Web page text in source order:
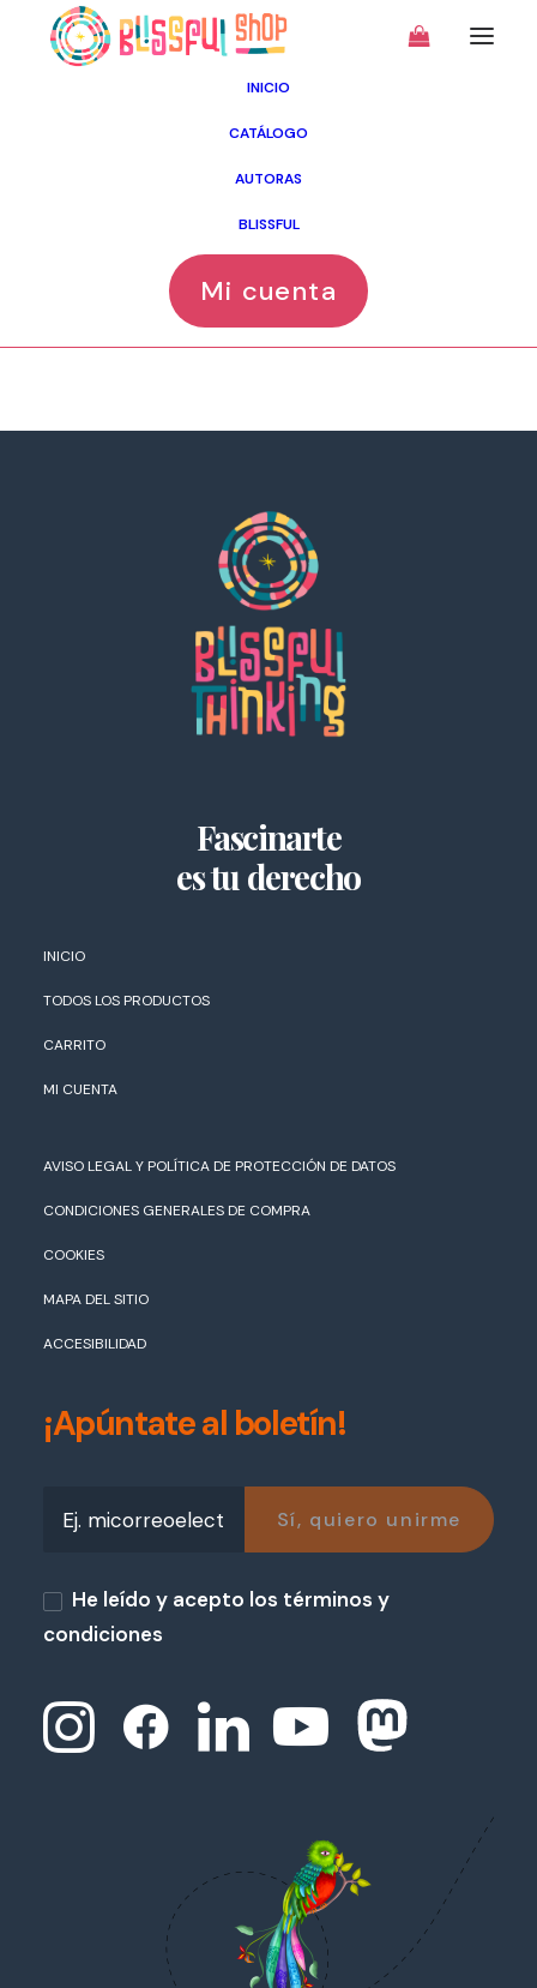
INICIO
CATÁLOGO
AUTORAS
BLISSFUL
Mi cuenta
Volver a la tienda
Fascinarte
es tu derecho
INICIO
TODOS LOS PRODUCTOS
CARRITO
MI CUENTA
AVISO LEGAL Y POLÍTICA DE PROTECCIÓN DE DATOS
CONDICIONES GENERALES DE COMPRA
COOKIES
MAPA DEL SITIO
ACCESIBILIDAD
¡Apúntate al boletín!
He leído y acepto los términos y
condiciones